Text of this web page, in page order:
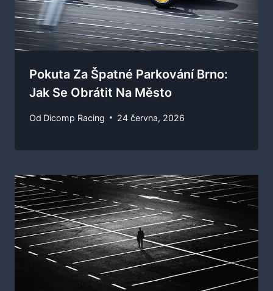
Pokuta Za Špatné Parkování Brno:
Jak Se Obrátit Na Město
Od Dicomp Racing 24 června, 2026